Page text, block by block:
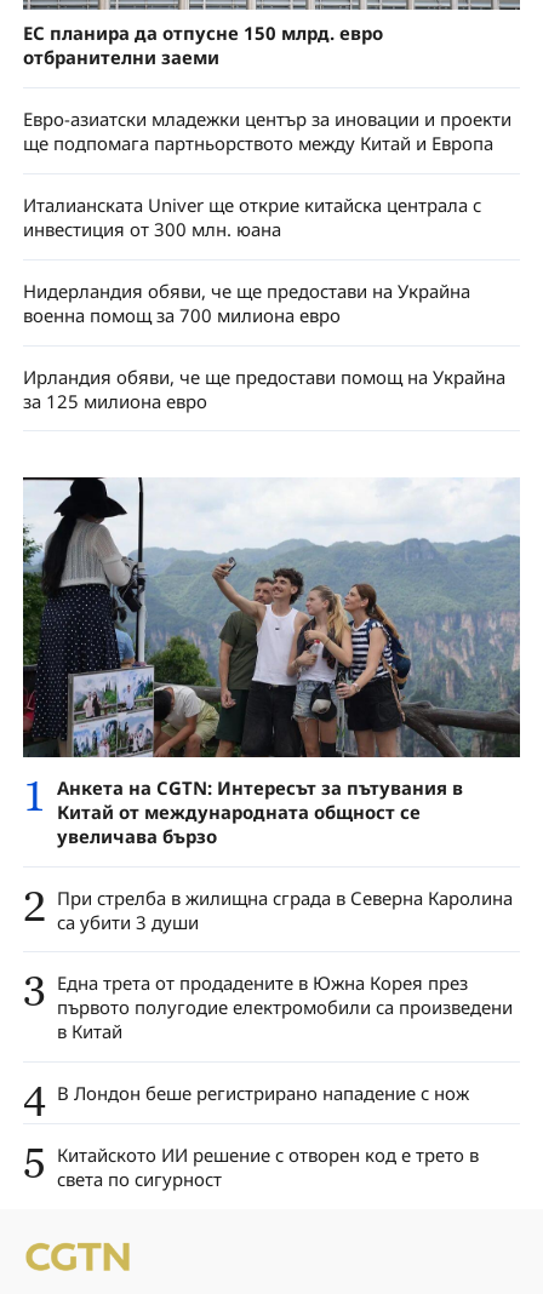
ЕС планира да отпусне 150 млрд. евро
отбранителни заеми
Евро-азиатски младежки център за иновации и проекти
ще подпомага партньорството между Китай и Европа
Италианската Univer ще открие китайска централа с
инвестиция от 300 млн. юана
Нидерландия обяви, че ще предостави на Украйна
военна помощ за 700 милиона евро
Ирландия обяви, че ще предостави помощ на Украйна
за 125 милиона евро
1
Анкета на CGTN: Интересът за пътувания в
Китай от международната общност се
увеличава бързо
2 При стрелба в жилищна сграда в Северна Каролина
са убити 3 души
3 Една трета от продадените в Южна Корея през
първото полугодие електромобили са произведени
в Китай
4 В Лондон беше регистрирано нападение с нож
5 Китайското ИИ решение с отворен код е трето в
света по сигурност